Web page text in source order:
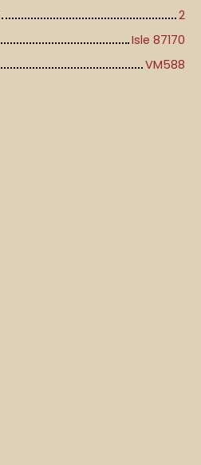
2
Isle 87170
VM588